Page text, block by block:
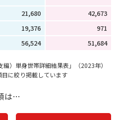
21,680
42,673
19,376
971
56,524 51,684
）単身世帯詳細結果表」（2023年）
に絞り掲載しています
は…